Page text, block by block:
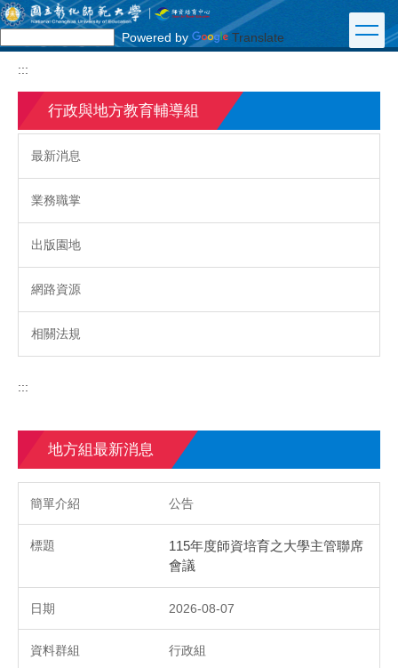
跳
到
主
要
Powered by Translate
:::
行政與地方教育輔導組
最新消息
業務職掌
出版園地
網路資源
相關法規
:::
地方組最新消息
公告
115年度師資培育之大學主管聯席
會議
2026-08-07
行政組